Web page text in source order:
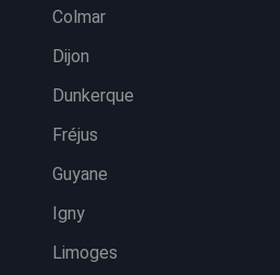
Colmar
Dijon
Dunkerque
Fréjus
Guyane
Igny
Limoges